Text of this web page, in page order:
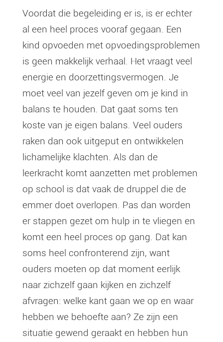
Voordat die begeleiding er is, is er echter
al een heel proces vooraf gegaan. Een
kind opvoeden met opvoedingsproblemen
is geen makkelijk verhaal. Het vraagt veel
energie en doorzettingsvermogen. Je
moet veel van jezelf geven om je kind in
balans te houden. Dat gaat soms ten
koste van je eigen balans. Veel ouders
raken dan ook uitgeput en ontwikkelen
lichamelijke klachten. Als dan de
leerkracht komt aanzetten met problemen
op school is dat vaak de druppel die de
emmer doet overlopen. Pas dan worden
er stappen gezet om hulp in te vliegen en
komt een heel proces op gang. Dat kan
soms heel confronterend zijn, want
ouders moeten op dat moment eerlijk
naar zichzelf gaan kijken en zichzelf
afvragen: welke kant gaan we op en waar
hebben we behoefte aan? Ze zijn een
situatie gewend geraakt en hebben hun